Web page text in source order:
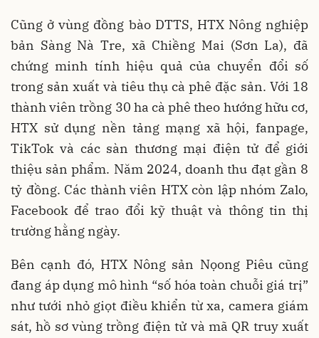
Cũng ở vùng đồng bào DTTS, HTX Nông nghiệp
bản Sàng Nà Tre, xã Chiềng Mai (Sơn La), đã
chứng minh tính hiệu quả của chuyển đổi số
trong sản xuất và tiêu thụ cà phê đặc sản. Với 18
thành viên trồng 30 ha cà phê theo hướng hữu cơ,
HTX sử dụng nền tảng mạng xã hội, fanpage,
TikTok và các sàn thương mại điện tử để giới
thiệu sản phẩm. Năm 2024, doanh thu đạt gần 8
tỷ đồng. Các thành viên HTX còn lập nhóm Zalo,
Facebook để trao đổi kỹ thuật và thông tin thị
trường hằng ngày.
Bên cạnh đó, HTX Nông sản Nọong Piêu cũng
đang áp dụng mô hình “số hóa toàn chuỗi giá trị”
như tưới nhỏ giọt điều khiển từ xa, camera giám
sát, hồ sơ vùng trồng điện tử và mã QR truy xuất